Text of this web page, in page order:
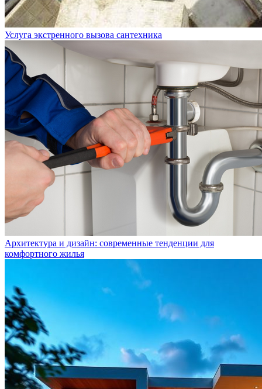
Услуга экстренного вызова сантехника
Архитектура и дизайн: современные тенденции для
комфортного жилья